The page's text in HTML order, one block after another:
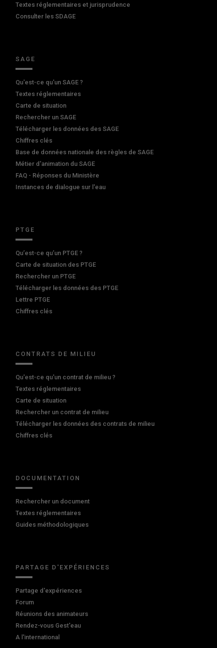
Textes réglementaires et jurisprudence
Consulter les SDAGE
SAGE
Qu'est-ce qu'un SAGE ?
Textes réglementaires
Carte de situation
Rechercher un SAGE
Télécharger les données des SAGE
Chiffres clés
Base de données nationale des règles de SAGE
Métier d'animation du SAGE
FAQ - Réponses du Ministère
Instances de dialogue sur l'eau
PTGE
Qu’est-ce qu’un PTGE ?
Carte de situation des PTGE
Rechercher un PTGE
Télécharger les données des PTGE
Lettre PTGE
Chiffres clés
CONTRATS DE MILIEU
Qu'est-ce qu'un contrat de milieu ?
Textes réglementaires
Carte de situation
Rechercher un contrat de milieu
Télécharger les données des contrats de milieu
Chiffres clés
DOCUMENTATION
Rechercher un document
Textes réglementaires
Guides méthodologiques
PARTAGE D'EXPÉRIENCES
Partage d'expériences
Forum
Réunions des animateurs
Rendez-vous Gest'eau
A l'international